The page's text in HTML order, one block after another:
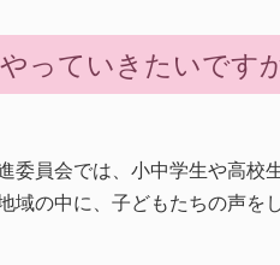
っていきたいです
委員会では、小中学生や高
域の中に、子どもたちの声